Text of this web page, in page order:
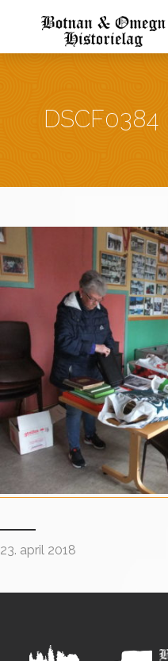
DSCF0384
23. april 2018